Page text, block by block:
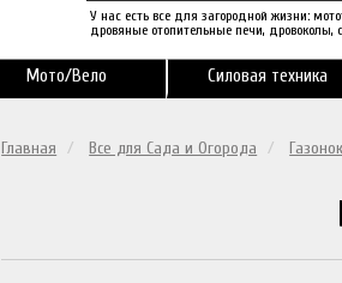
У нас есть все для загородной жизни:
дровяные отопительные печи, дровоколы,
Мото/Вело Силовая техника
Главная Все для Сада и Огорода